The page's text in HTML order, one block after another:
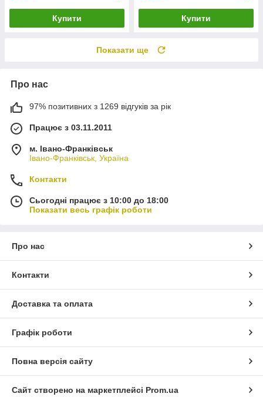
Купити Купити
Показати ще
Про нас
97% позитивних з 1269 відгуків за рік
Працює з 03.11.2011
м. Івано-Франківськ
Івано-Франківськ, Україна
Контакти
Сьогодні працює з 10:00 до 18:00
Показати весь графік роботи
Про нас
Контакти
Доставка та оплата
Графік роботи
Повна версія сайту
Сайт створено на маркетплейсі Prom.ua